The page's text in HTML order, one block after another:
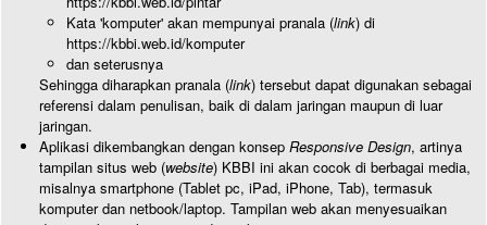
Kata 'komputer' akan mempunyai pranala (link) di
https://kbbi.web.id/komputer
dan seterusnya
Sehingga diharapkan pranala (link) tersebut dapat digunakan sebagai
referensi dalam penulisan, baik di dalam jaringan maupun di luar
jaringan.
Aplikasi dikembangkan dengan konsep Responsive Design, artinya
tampilan situs web (website) KBBI ini akan cocok di berbagai media,
misalnya smartphone (Tablet pc, iPad, iPhone, Tab), termasuk
komputer dan netbook/laptop. Tampilan web akan menyesuaikan